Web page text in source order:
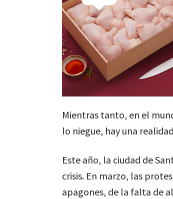
Mientras tanto, en el
lo niegue, hay una
Este año, la ciudad de
crisis. En marzo, las
apagones, de la falta de